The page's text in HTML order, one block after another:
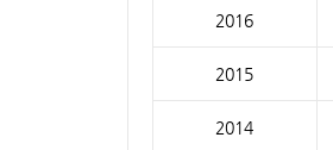
2016
2015
2014